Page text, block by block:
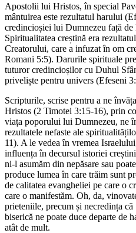
Apostolii lui Hristos, în special
mântuirea este rezultatul harului
credincioșiei lui Dumnezeu față de
Spiritualitatea creștină era
Creatorului, care a infuzat în om
Romani 5:5). Darurile spirituale
tuturor credincioșilor cu Duhul
priveliște pentru univers (Efeseni
Scripturile, scrise pentru a ne
Hristos (2 Timotei 3:15-16), prin
viața poporului lui Dumnezeu, ne
rezultatele nefaste ale
11). A le vedea în vremea
influența în decursul istoriei
ni-l asumăm din nepăsare sau
produce lumea în care trăim sunt
de calitatea evangheliei pe care o
care o manifestăm. Oh, da,
prieteniile, precum și necredința
biserică ne poate duce departe de
atât de mult.